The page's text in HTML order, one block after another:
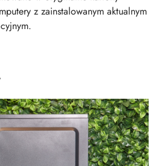
z zainstalowanym aktualnym